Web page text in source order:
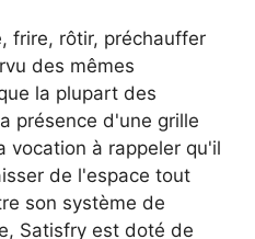
frire, rôtir, préchauffer
des mêmes
la plupart des
présence d'une grille
vocation à rappeler qu'il
de l'espace tout
son système de
Satisfry est doté de